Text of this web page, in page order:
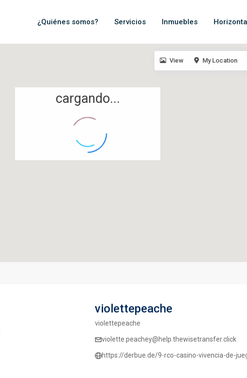
¿Quiénes somos? Servicios Inmuebles
cargando...
View My Location
violettepeache
violettepeache
violette.peachey@help.thewisetransfer.click
https://derbue.de/9-rco-casino-vivencia-de-